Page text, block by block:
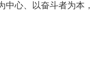
心、以奋斗者为本